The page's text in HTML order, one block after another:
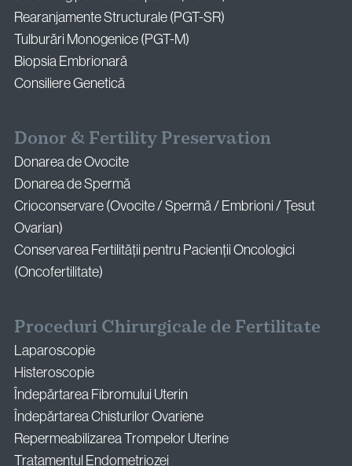
Rearanjamente Structurale (PGT-SR)
Tulburări Monogenice (PGT-M)
Biopsia Embrionară
Consiliere Genetică
Donor & Fertility Preservation
Donarea de Ovocite
Donarea de Spermă
Crioconservare (Ovocite / Spermă / Embrioni / Țesut
Ovarian)
Conservarea Fertilității pentru Pacienții Oncologici
(Oncofertilitate)
Proceduri Chirurgicale de Fertilitate
Laparoscopie
Histeroscopie
Îndepărtarea Fibromului Uterin
Îndepărtarea Chisturilor Ovariene
Repermeabilizarea Trompelor Uterine
Tratamentul Endometriozei